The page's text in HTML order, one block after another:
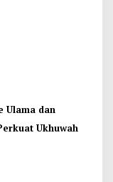
Ulama dan
Ukhuwah